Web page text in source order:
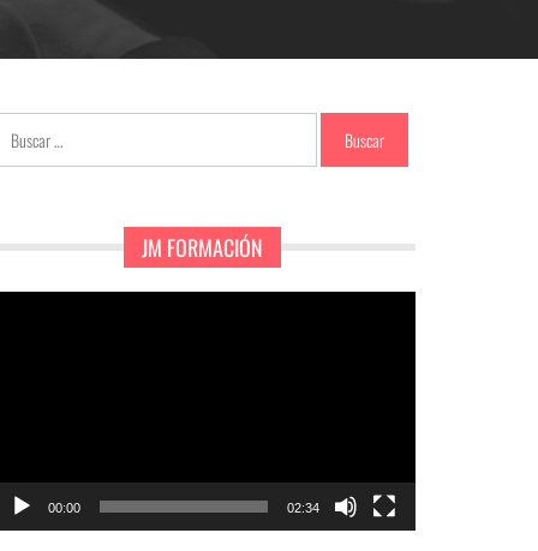
Buscar:
JM FORMACIÓN
00:00 02:34